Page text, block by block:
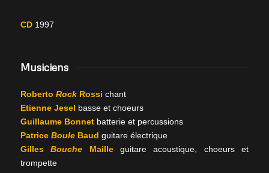
CD1997
Musiciens
Roberto RockRossi chant
Etienne Jesel basse et choeurs
Guillaume Bonnetbatterie et percussions
Patrice BouleBaud guitare électrique
GillesBouche Mailleguitare acoustique, choeurs et
trompette